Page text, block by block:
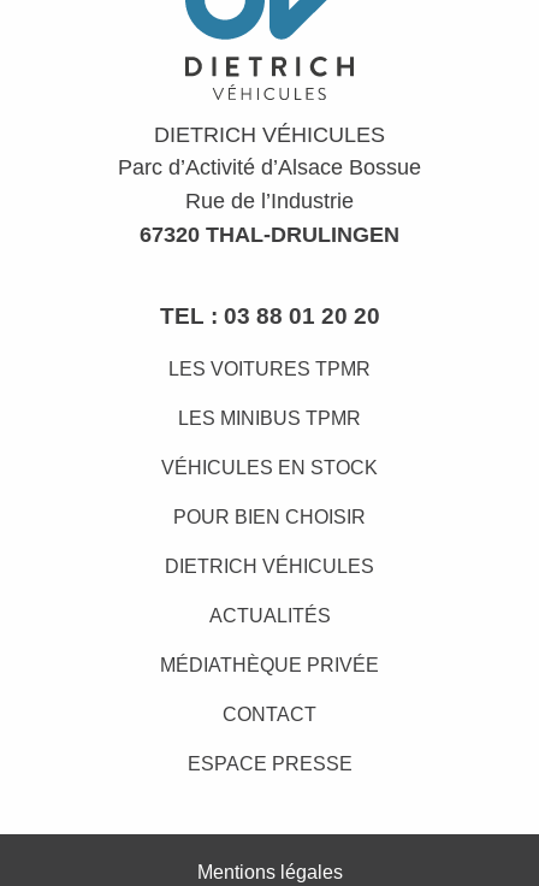
DIETRICH VÉHICULES
Parc d’Activité d’Alsace Bossue
Rue de l’Industrie
67320 THAL-DRULINGEN
TEL : 03 88 01 20 20
LES VOITURES TPMR
LES MINIBUS TPMR
VÉHICULES EN STOCK
POUR BIEN CHOISIR
DIETRICH VÉHICULES
ACTUALITÉS
MÉDIATHÈQUE PRIVÉE
CONTACT
ESPACE PRESSE
Mentions légales